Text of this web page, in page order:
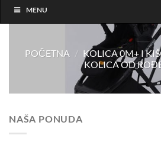
MENU
POČETNA / KOLICA 0M+ I
KOLICA OD
NAŠA PONUDA